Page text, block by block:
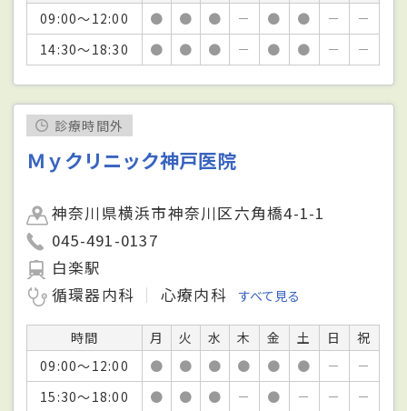
09:00～12:00 ● ● ● － ● ● －
－
14:30～18:30
● ● ● － ● ● － －
診療時間外
Ｍｙクリニック神戸医院
神奈川県横浜市神奈川区六角橋4-1-1
045-491-0137
白楽駅
循環器内科
心療内科 すべて見る
時間 月 火 水 木 金 土 日
祝
09:00～12:00
● ● ● ● ● ● －
－
15:30～18:00
● ● ● － ● － －
－